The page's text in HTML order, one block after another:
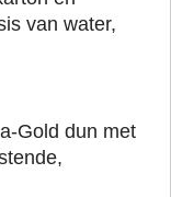
van water,
Gold dun met